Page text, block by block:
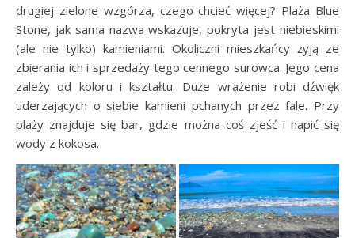
drugiej zielone wzgórza, czego chcieć więcej? Plaża Blue
Stone, jak sama nazwa wskazuje, pokryta jest niebieskimi
(ale nie tylko) kamieniami. Okoliczni mieszkańcy żyją ze
zbierania ich i sprzedaży tego cennego surowca. Jego cena
zależy od koloru i kształtu. Duże wrażenie robi dźwięk
uderzających o siebie kamieni pchanych przez fale. Przy
plaży znajduje się bar, gdzie można coś zjeść i napić się
wody z kokosa.